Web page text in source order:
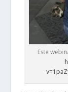
Este